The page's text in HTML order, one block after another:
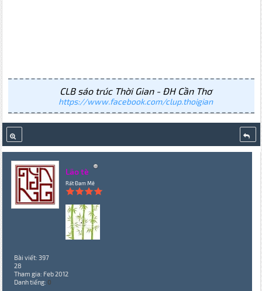
CLB sáo trúc Thời Gian - ĐH Cần Thơ
https://www.facebook.com/clup.thoigian
Lão tè
Rất Đam Mê
Bài viết: 397
28
Tham gia: Feb 2012
Danh tiếng: 0